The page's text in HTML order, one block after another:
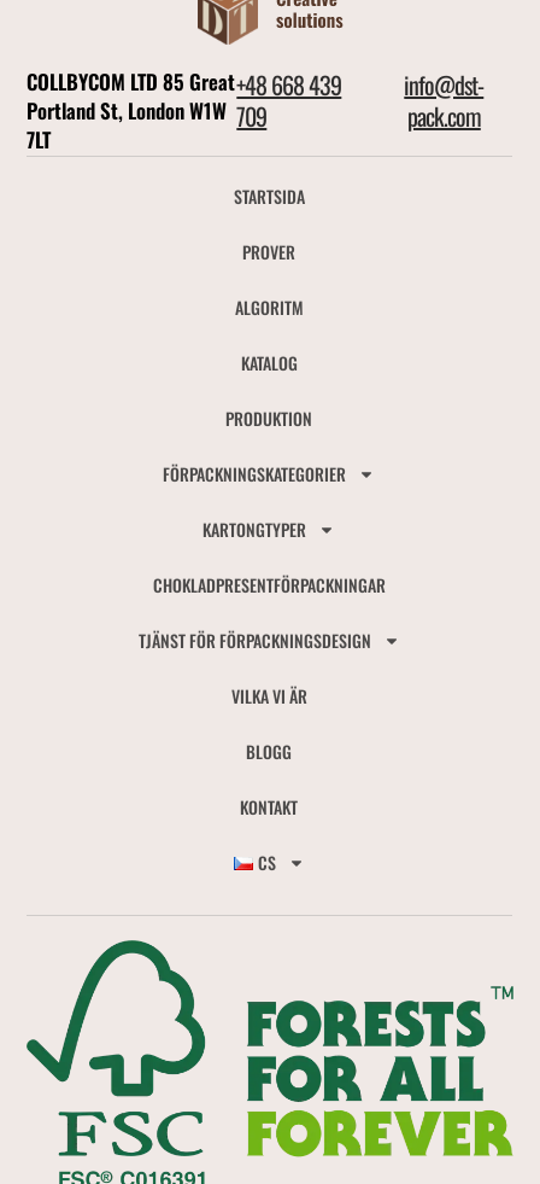
COLLBYCOM LTD 85 Great
Portland St, London W1W
7LT
+48 668 439
709
info@dst-
pack.com
STARTSIDA
PROVER
ALGORITM
KATALOG
PRODUKTION
FÖRPACKNINGSKATEGORIER
KARTONGTYPER
CHOKLADPRESENTFÖRPACKNINGAR
TJÄNST FÖR FÖRPACKNINGSDESIGN
VILKA VI ÄR
BLOGG
KONTAKT
CS